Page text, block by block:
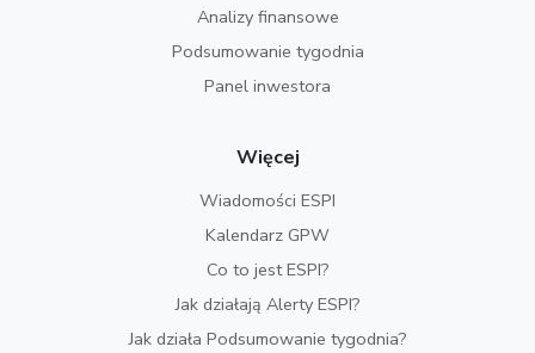
Analizy finansowe
Podsumowanie tygodnia
Panel inwestora
Więcej
Wiadomości ESPI
Kalendarz GPW
Co to jest ESPI?
Jak działają Alerty ESPI?
Jak działa Podsumowanie tygodnia?